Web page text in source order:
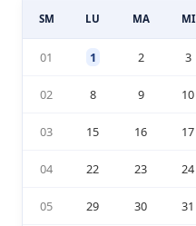
SM LU MA MI
01 1 2 3
02 8 9 10
03 15 16 17
04 22 23 24
05 29 30 31